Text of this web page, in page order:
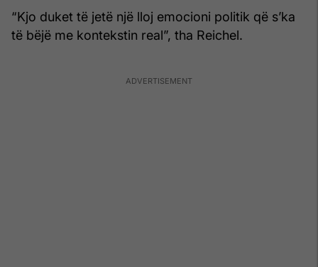
“Kjo duket të jetë një lloj emocioni politik që s’ka
të bëjë me kontekstin real”, tha Reichel.